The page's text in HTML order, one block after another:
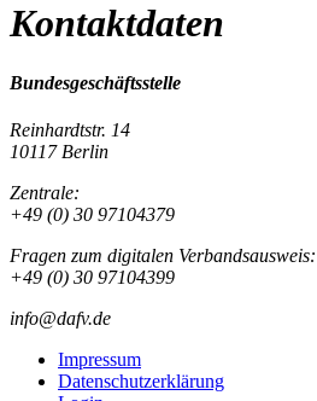
Kontaktdaten
Bundesgeschäftsstelle
Reinhardtstr. 14
10117 Berlin
Zentrale:
+49 (0) 30 97104379
Fragen zum digitalen Verbandsausweis:
+49 (0) 30 97104399
info@dafv.de
Impressum
Datenschutzerklärung